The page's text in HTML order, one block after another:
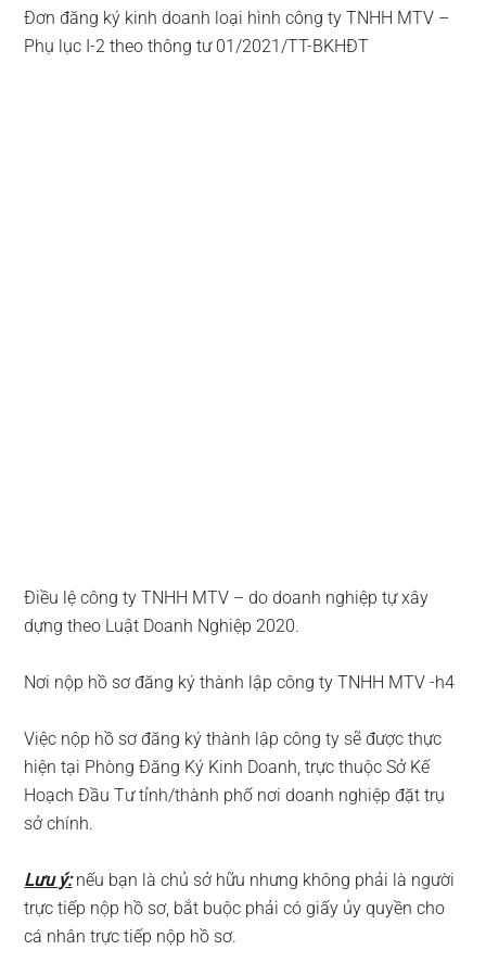
Đơn đăng ký kinh doanh loại hình công ty TNHH MTV –
Phụ lục I-2 theo thông tư 01/2021/TT-BKHĐT
Điều lệ công ty TNHH MTV – do doanh nghiệp tự xây
dựng theo Luật Doanh Nghiệp 2020.
Nơi nộp hồ sơ đăng ký thành lập công ty TNHH MTV -h4
Việc nộp hồ sơ đăng ký thành lập công ty sẽ được thực
hiện tại Phòng Đăng Ký Kinh Doanh, trực thuộc Sở Kế
Hoạch Đầu Tư tỉnh/thành phố nơi doanh nghiệp đặt trụ
sở chính.
Lưu ý:nếu bạn là chủ sở hữu nhưng không phải là người
trực tiếp nộp hồ sơ, bắt buộc phải có giấy ủy quyền cho
cá nhân trực tiếp nộp hồ sơ.